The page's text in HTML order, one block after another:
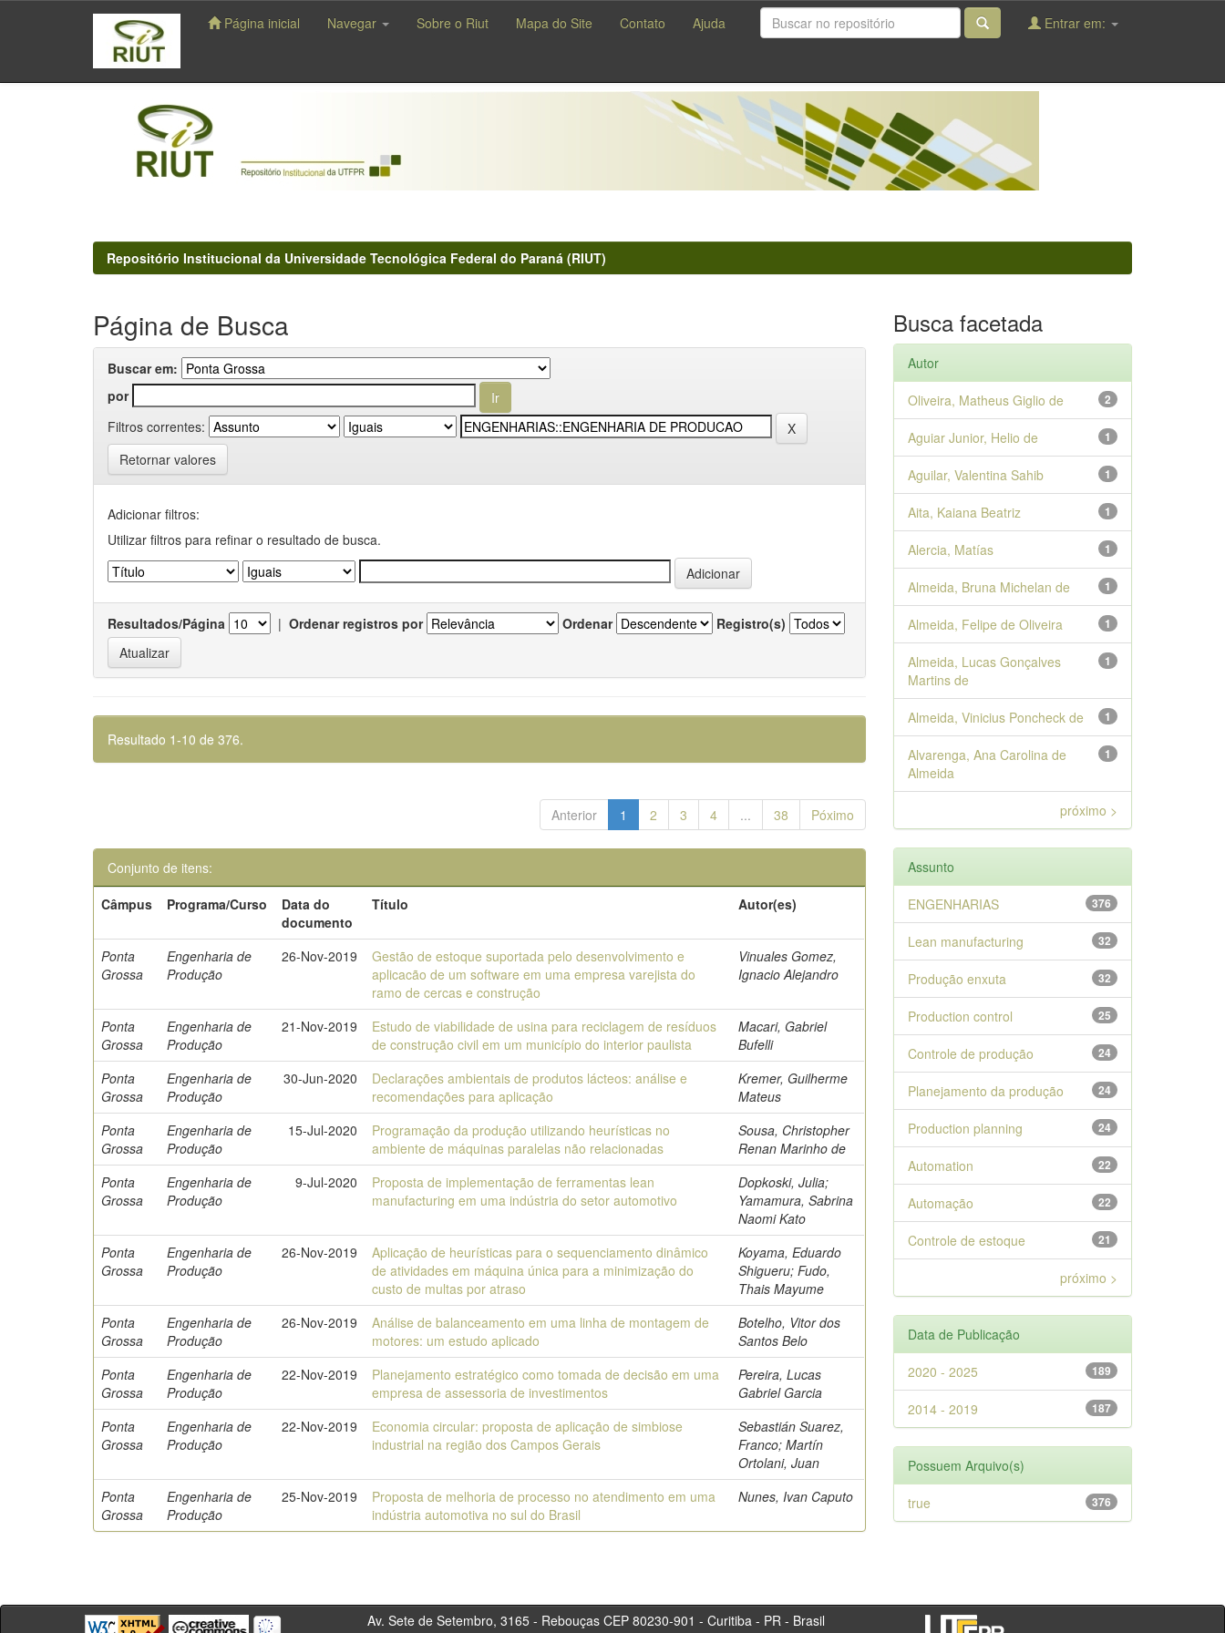
navigation
Página inicial Navegar Sobre o Riut Mapa do Site Contato Ajuda Entrar em:
Repositório Institucional da Universidade Tecnológica Federal do Paraná (RIUT)
Página de Busca
Buscar em:
por
Filtros correntes:
Retornar valores
Adicionar filtros:
Utilizar filtros para refinar o resultado de busca.
Resultados/Página | Ordenar registros por Ordenar Registro(s)
Resultado 1-10 de 376.
Anterior 1 2 3 4 ... 38 Póximo
Conjunto de itens:
Câmpus
Programa/Curso
Data do
documento
Título Autor(es)
Ponta
Grossa
Engenharia de
Produção
26-Nov-2019
Gestão de estoque suportada pelo desenvolvimento e
aplicacão de um software em uma empresa varejista do
ramo de cercas e construção
Vinuales Gomez,
Ignacio Alejandro
Ponta
Grossa
Engenharia de
Produção
21-Nov-2019
Estudo de viabilidade de usina para reciclagem de resíduos
de construção civil em um município do interior paulista
Macari, Gabriel
Bufelli
Ponta
Grossa
Engenharia de
Produção
30-Jun-2020
Declarações ambientais de produtos lácteos: análise e
recomendações para aplicação
Kremer, Guilherme
Mateus
Ponta
Grossa
Engenharia de
Produção
15-Jul-2020
Programação da produção utilizando heurísticas no
ambiente de máquinas paralelas não relacionadas
Sousa, Christopher
Renan Marinho de
Ponta
Grossa
Engenharia de
Produção
9-Jul-2020
Proposta de implementação de ferramentas lean
manufacturing em uma indústria do setor automotivo
Dopkoski, Julia;
Yamamura, Sabrina
Naomi Kato
Ponta
Grossa
Engenharia de
Produção
26-Nov-2019
Aplicação de heurísticas para o sequenciamento dinâmico
de atividades em máquina única para a minimização do
custo de multas por atraso
Koyama, Eduardo
Shigueru; Fudo,
Thais Mayume
Ponta
Grossa
Engenharia de
Produção
26-Nov-2019
Análise de balanceamento em uma linha de montagem de
motores: um estudo aplicado
Botelho, Vitor dos
Santos Belo
Ponta
Grossa
Engenharia de
Produção
22-Nov-2019
Planejamento estratégico como tomada de decisão em uma
empresa de assessoria de investimentos
Pereira, Lucas
Gabriel Garcia
Ponta
Grossa
Engenharia de
Produção
22-Nov-2019
Economia circular: proposta de aplicação de simbiose
industrial na região dos Campos Gerais
Sebastián Suarez,
Franco; Martín
Ortolani, Juan
Ponta
Grossa
Engenharia de
Produção
25-Nov-2019
Proposta de melhoria de processo no atendimento em uma
indústria automotiva no sul do Brasil
Nunes, Ivan Caputo
Busca facetada
Autor
2
Oliveira, Matheus Giglio de
1
Aguiar Junior, Helio de
1
Aguilar, Valentina Sahib
1
Aita, Kaiana Beatriz
1
Alercia, Matías
1
Almeida, Bruna Michelan de
1
Almeida, Felipe de Oliveira
1
Almeida, Lucas Gonçalves
Martins de
1
Almeida, Vinicius Poncheck de
1
Alvarenga, Ana Carolina de
Almeida
próximo >
Assunto
376
ENGENHARIAS
32
Lean manufacturing
32
Produção enxuta
25
Production control
24
Controle de produção
24
Planejamento da produção
24
Production planning
22
Automation
22
Automação
21
Controle de estoque
próximo >
Data de Publicação
189
2020 - 2025
187
2014 - 2019
Possuem Arquivo(s)
376
true
Av. Sete de Setembro, 3165 - Rebouças CEP 80230-901 - Curitiba - PR - Brasil